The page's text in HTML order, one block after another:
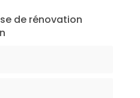
de rénovation